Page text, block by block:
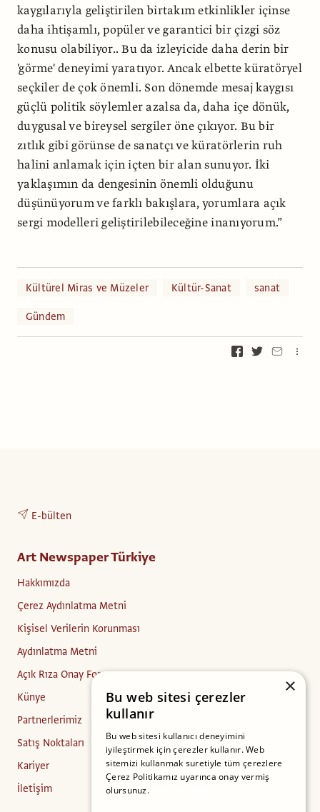
kaygılarıyla geliştirilen birtakım etkinlikler içinse
daha ihtişamlı, popüler ve garantici bir çizgi söz
konusu olabiliyor.. Bu da izleyicide daha derin bir
'görme' deneyimi yaratıyor. Ancak elbette küratöryel
seçkiler de çok önemli. Son dönemde mesaj kaygısı
güçlü politik söylemler azalsa da, daha içe dönük,
duygusal ve bireysel sergiler öne çıkıyor. Bu bir
zıtlık gibi görünse de sanatçı ve küratörlerin ruh
halini anlamak için içten bir alan sunuyor. İki
yaklaşımın da dengesinin önemli olduğunu
düşünüyorum ve farklı bakışlara, yorumlara açık
sergi modelleri geliştirilebileceğine inanıyorum.”
Kültürel Miras ve Müzeler Kültür-Sanat
sanat
Gündem
E-bülten
Art Newspaper Türkiye
Hakkımızda
Çerez Aydınlatma Metni
Kişisel Verilerin Korunması
Aydınlatma Metni
Açık Rıza Onay Formu
Künye
Partnerlerimiz
Satış Noktaları
Kariyer
İletişim
×
Bu web sitesi çerezler
kullanır
Bu web sitesi kullanıcı deneyimini
iyileştirmek için çerezler kullanır. Web
sitemizi kullanmak suretiyle tüm çerezlere
Çerez Politikamız uyarınca onay vermiş
olursunuz.